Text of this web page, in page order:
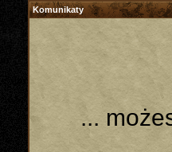
Komunikaty
...